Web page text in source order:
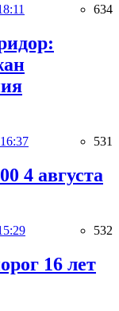
634
531
4 августа
532
16 лет